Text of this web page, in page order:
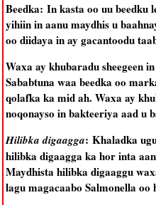
Beedka: In kasta oo uu beedku
yihiin in aanu maydhis u
oo diidaya in ay gacantoodu
Waxa ay khubaradu sheegeen
Sababtuna waa beedka oo
qolafka ka mid ah. Waxa ay
noqonayso in bakteeriya aad u
Hilibka digaagga: Khaladka
hilibka digaagga ka hor inta
Maydhista hilibka digaaggu
lagu magacaabo Salmonella